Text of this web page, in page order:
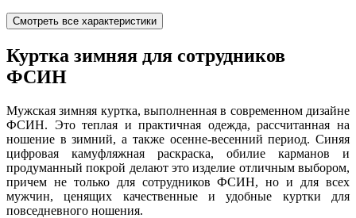
Смотреть все характеристики
Куртка зимняя для сотрудников
ФСИН
Мужская зимняя куртка, выполненная в современном дизайне
ФСИН. Это теплая и практичная одежда, рассчитанная на
ношение в зимний, а также осенне-весенний период. Синяя
цифровая камуфляжная раскраска, обилие карманов и
продуманный покрой делают это изделие отличным выбором,
причем не только для сотрудников ФСИН, но и для всех
мужчин, ценящих качественные и удобные куртки для
повседневного ношения.